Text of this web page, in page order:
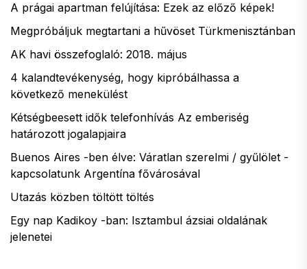
A prágai apartman felújítása: Ezek az előző képek!
Megpróbáljuk megtartani a hűvöset Türkmenisztánban
AK havi összefoglaló: 2018. május
4 kalandtevékenység, hogy kipróbálhassa a
következő menekülést
Kétségbeesett idők telefonhívás Az emberiség
határozott jogalapjaira
Buenos Aires -ben élve: Váratlan szerelmi / gyűlölet -
kapcsolatunk Argentína fővárosával
Utazás közben töltött töltés
Egy nap Kadikoy -ban: Isztambul ázsiai oldalának
jelenetei